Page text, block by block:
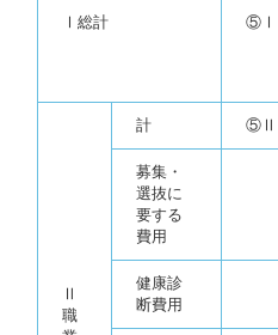
Ⅰ総計 ⑤Ⅰ
Ⅱ
職
計 ⑤Ⅱ
募集・
選抜に
要する
費用
健康診
断費用